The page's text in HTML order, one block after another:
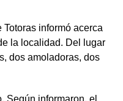
informó acerca
la localidad. Del lugar
dos amoladoras, dos
Según informaron, el